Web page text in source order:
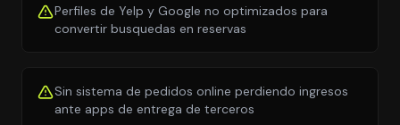
Perfiles de Yelp y Google no optimizados para
convertir busquedas en reservas
Sin sistema de pedidos online perdiendo ingresos
ante apps de entrega de terceros